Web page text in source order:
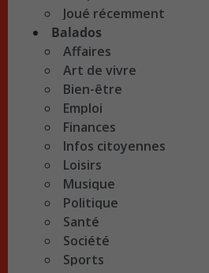
Joué récemment
Balados
Affaires
Art de vivre
Bien-être
Emploi
Finances
Infos citoyennes
Loisirs
Musique
Politique
Santé
Société
Sports